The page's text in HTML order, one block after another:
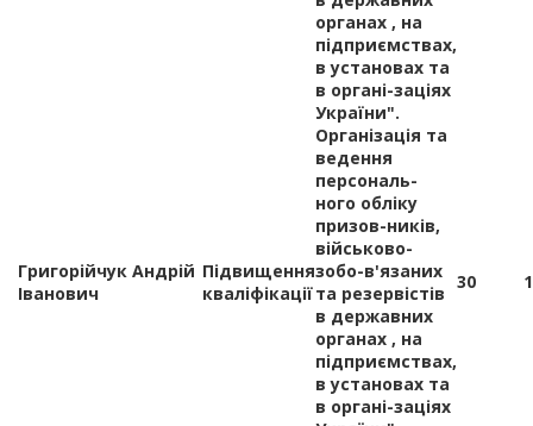
органах , на
підприємствах,
в установах та
в органі-заціях
України".
Григорійчук Андрій
Іванович
Підвищення
кваліфікації
Організація та
ведення
персональ-
ного обліку
призов-ників,
військово-
зобо-в'язаних
та резервістів
в державних
органах , на
підприємствах,
в установах та
в органі-заціях
30 1